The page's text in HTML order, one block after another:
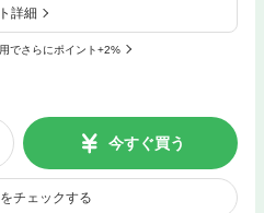
詳細
でさらにポイント+2%
今すぐ買う
チェックする